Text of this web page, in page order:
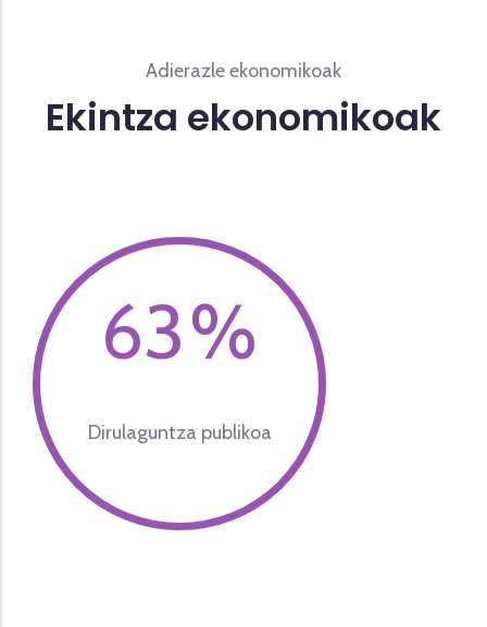
Adierazle ekonomikoak
Ekintza ekonomikoak
71%
Dirulaguntza publikoa